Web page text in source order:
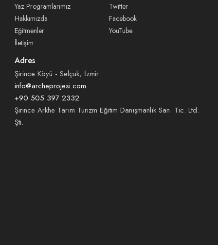
Yaz Programlarımız
Hakkımızda
Eğitmenler
İletişim
Twitter
Facebook
YouTube
Adres
Şirince Köyü - Selçuk, İzmir
info@archeprojesi.com
+90 505 397 2332
Şirince Arkhe Tarım Turizm Eğitim Danışmanlık San. Tic. Ltd.
Şti.